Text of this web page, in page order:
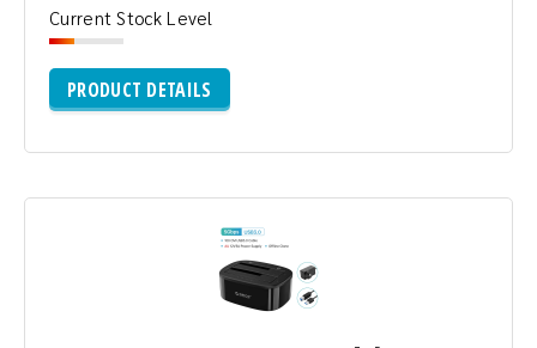
Current Stock Level
PRODUCT DETAILS